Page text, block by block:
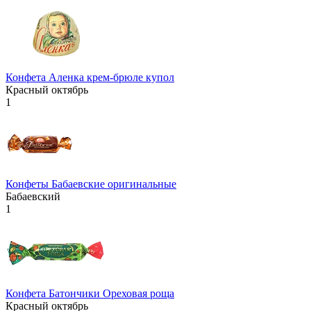
Конфета Аленка крем-брюле купол
Красный октябрь
1
Конфеты Бабаевские оригинальные
Бабаевский
1
Конфета Батончики Ореховая роща
Красный октябрь